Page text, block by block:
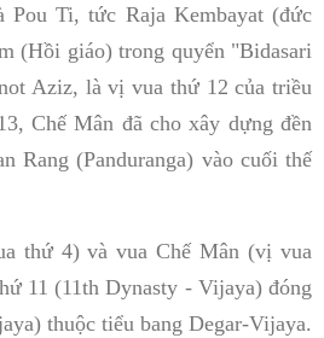
Pou Ti, tức Raja Kembayat (đức
(Hồi giáo) trong quyển "Bidasari
Aziz, là vị vua thứ 12 của triều
Chế Mân đã cho xây dựng đền
Rang (Panduranga) vào cuối thế
thứ 4) và vua Chế Mân (vị vua
11 (11th Dynasty - Vijaya) đóng
thuộc tiểu bang Degar-Vijaya.